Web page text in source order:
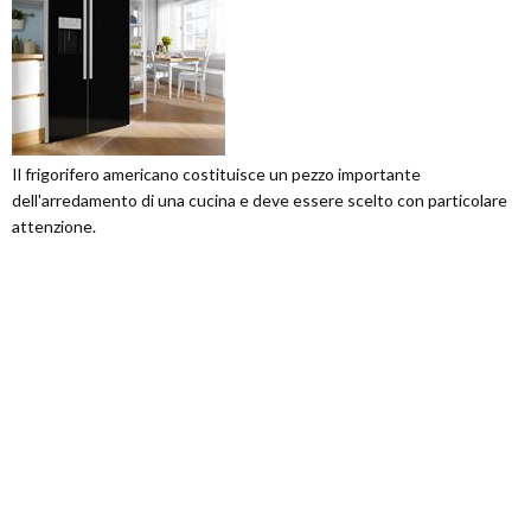
Il frigorifero americano costituisce un pezzo importante
dell'arredamento di una cucina e deve essere scelto con particolare
attenzione.